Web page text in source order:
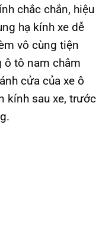
chắc chắn, hiệu
hạ kính xe dễ
vô cùng tiện
ô tô nam châm
cửa của xe ô
kính sau xe, trước